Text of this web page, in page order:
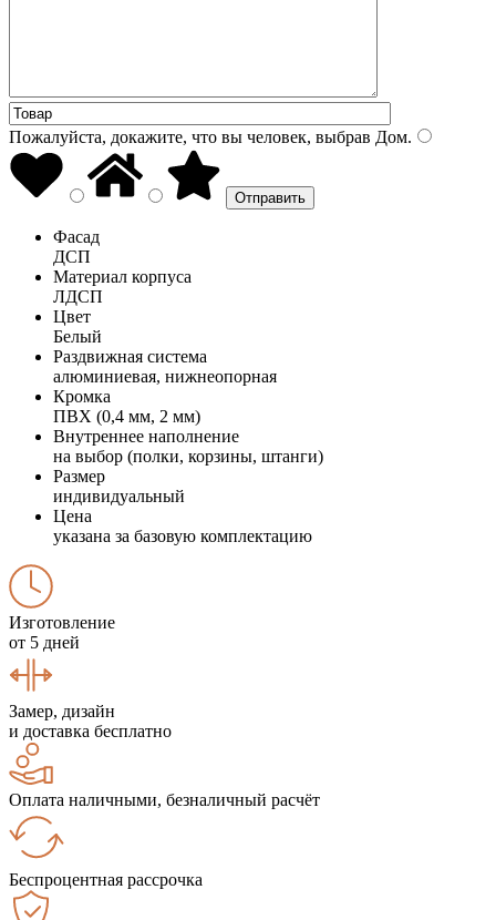
Пожалуйста, докажите, что вы человек, выбрав Дом.
Фасад
ДСП
Материал корпуса
ЛДСП
Цвет
Белый
Раздвижная система
алюминиевая, нижнеопорная
Кромка
ПВХ (0,4 мм, 2 мм)
Внутреннее наполнение
на выбор (полки, корзины, штанги)
Размер
индивидуальный
Цена
указана за базовую комплектацию
Изготовление
от 5 дней
Замер, дизайн
и доставка бесплатно
Оплата наличными, безналичный расчёт
Беспроцентная рассрочка